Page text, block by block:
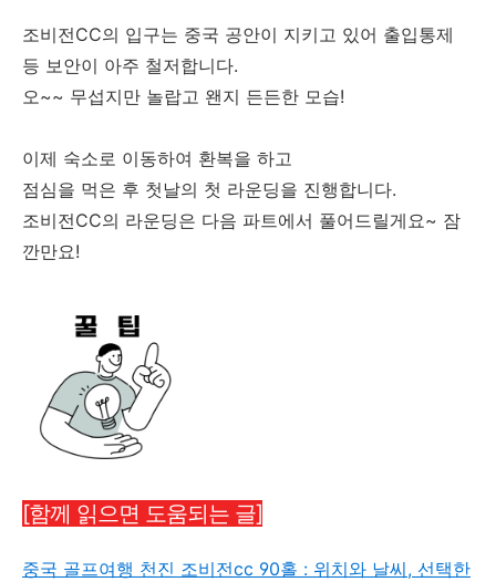
조비전CC의 입구는 중국 공안이 지키고 있어 출입통제
등 보안이 아주 철저합니다.
오~~ 무섭지만 놀랍고 왠지 든든한 모습!
이제 숙소로 이동하여 환복을 하고
점심을 먹은 후 첫날의 첫 라운딩을 진행합니다.
조비전CC의 라운딩은 다음 파트에서 풀어드릴게요~ 잠
깐만요!
[함께 읽으면 도움되는 글]
중국 골프여행 천진 조비전cc 90홀 : 위치와 날씨, 선택한